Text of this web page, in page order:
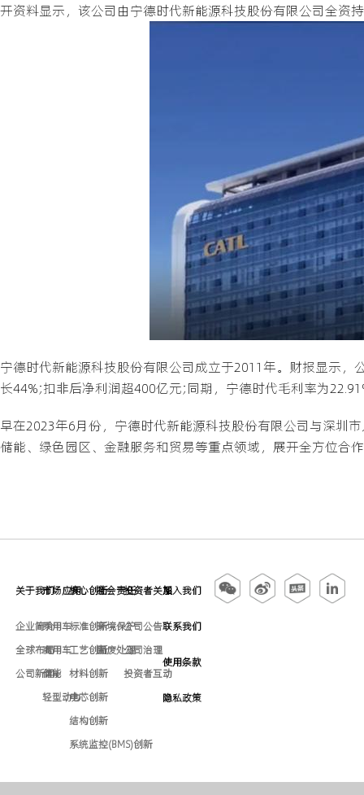
开资料显示，该公司由宁德时代新能源科技股份有限公司全资
宁德时代新能源科技股份有限公司成立于2011年。财报显示
长44%;扣非后净利润超400亿元;同期，宁德时代毛利率为
早在2023年6月份，宁德时代新能源科技股份有限公司与深圳
储能、绿色园区、金融服务和贸易等重点领域，展开全方位合
关于我们
企业简介
全球布局
公司新闻
市场应用
乘用车
商用车
储能
轻型动力
核心创新
标准创新
工艺创新
材料创新
电芯创新
结构创新
系统监控(BMS)创新
社会责任
环境保护
固废处理
投资者关系
公司公告
公司治理
投资者互动
加入我们
联系我们
使用条款
隐私政策